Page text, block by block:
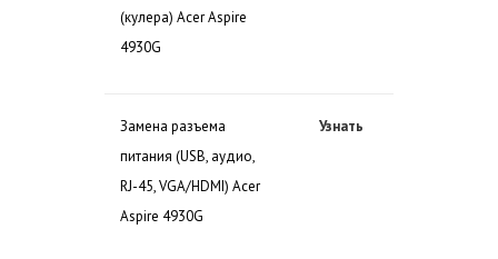
(кулера) Acer Aspire
4930G
Замена разъема
питания (USB, аудио,
RJ-45, VGA/HDMI) Acer
Aspire 4930G
Узнать